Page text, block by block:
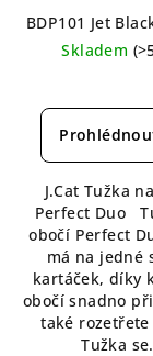
BDP101 Jet
Skladem
z
5
J.Cat Tužka
Perfect Duo
obočí Perfect
má na jedné
kartáček, díky
obočí snadno
také rozetřete
Tužka